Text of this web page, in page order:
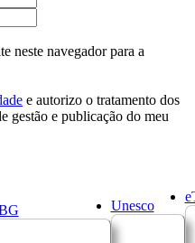
neste navegador para a
e autorizo o tratamento dos
gestão e publicação do meu
Unesco